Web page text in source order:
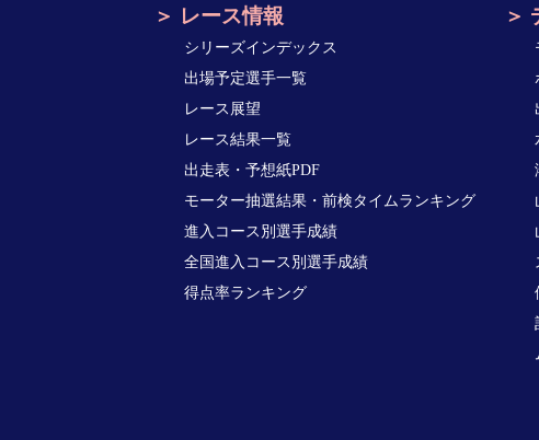
レース情報
シリーズインデックス
出場予定選手一覧
レース展望
レース結果一覧
出走表・予想紙PDF
モーター抽選結果・前検タイムランキング
進入コース別選手成績
全国進入コース別選手成績
得点率ランキング